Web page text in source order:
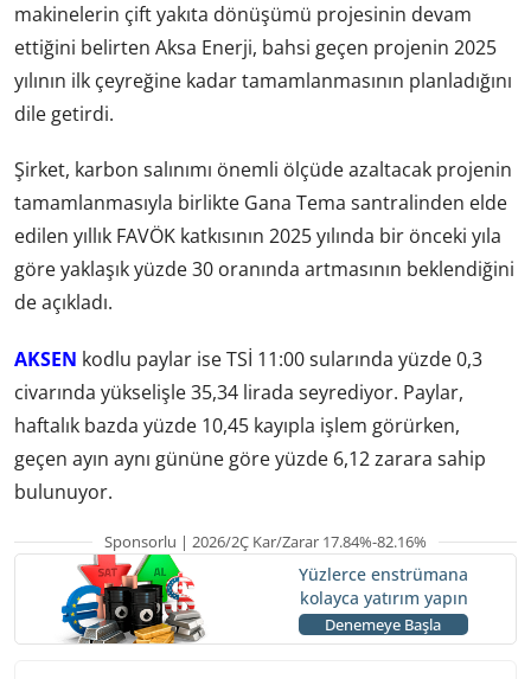
makinelerin çift yakıta dönüşümü projesinin devam
ettiğini belirten Aksa Enerji, bahsi geçen projenin 2025
yılının ilk çeyreğine kadar tamamlanmasının planladığını
dile getirdi.
Şirket, karbon salınımı önemli ölçüde azaltacak projenin
tamamlanmasıyla birlikte Gana Tema santralinden elde
edilen yıllık FAVÖK katkısının 2025 yılında bir önceki yıla
göre yaklaşık yüzde 30 oranında artmasının beklendiğini
de açıkladı.
AKSEN kodlu paylar ise TSİ 11:00 sularında yüzde 0,3
civarında yükselişle 35,34 lirada seyrediyor. Paylar,
haftalık bazda yüzde 10,45 kayıpla işlem görürken,
geçen ayın aynı gününe göre yüzde 6,12 zarara sahip
bulunuyor.
Sponsorlu | 2026/2Ç Kar/Zarar 17.84%-82.16%
Yüzlerce enstrümana
kolayca yatırım yapın
Denemeye Başla